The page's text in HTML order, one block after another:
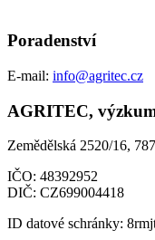
Poradenství
E-mail: info@agritec.cz
AGRITEC,
Zemědělská 2520/16,
IČO: 48392952
DIČ: CZ699004418
ID datové schránky: